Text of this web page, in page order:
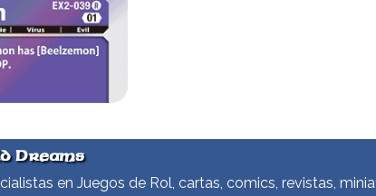
Dreams
en Juegos de Rol, cartas, comics, revistas,